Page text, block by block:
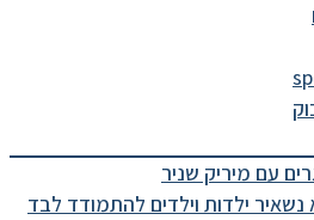
עם מיריק שניר
נשאיר ילדות וילדים להתמודד לבד